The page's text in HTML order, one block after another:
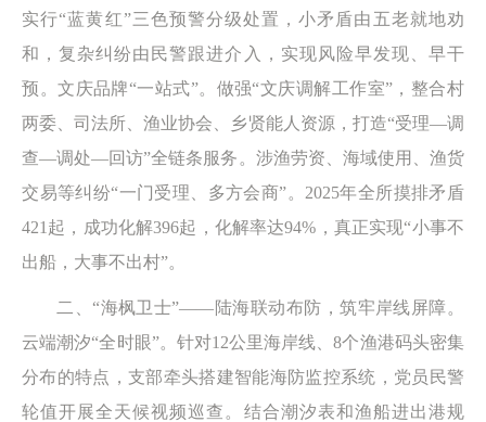
实行“蓝黄红”三色预警分级处置，小矛盾由五老就地劝
和，复杂纠纷由民警跟进介入，实现风险早发现、早干
预。文庆品牌“一站式”。做强“文庆调解工作室”，整合村
两委、司法所、渔业协会、乡贤能人资源，打造“受理—调
查—调处—回访”全链条服务。涉渔劳资、海域使用、渔货
交易等纠纷“一门受理、多方会商”。2025年全所摸排矛盾
421起，成功化解396起，化解率达94%，真正实现“小事不
出船，大事不出村”。
二、“海枫卫士”——陆海联动布防，筑牢岸线屏障。
云端潮汐“全时眼”。针对12公里海岸线、8个渔港码头密集
分布的特点，支部牵头搭建智能海防监控系统，党员民警
轮值开展全天候视频巡查。结合潮汐表和渔船进出港规